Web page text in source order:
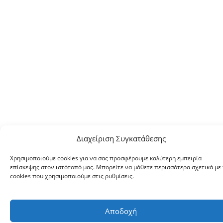
Διαχείριση Συγκατάθεσης
Χρησιμοποιούμε cookies για να σας προσφέρουμε καλύτερη εμπειρία
επίσκεψης στον ιστότοπό μας. Μπορείτε να μάθετε περισσότερα σχετικά με
cookies που χρησιμοποιούμε στις ρυθμίσεις.
Αποδοχή